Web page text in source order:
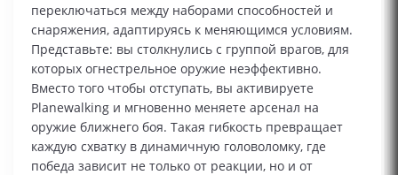
переключаться между наборами способностей и
снаряжения, адаптируясь к меняющимся условиям.
Представьте: вы столкнулись с группой врагов, для
которых огнестрельное оружие неэффективно.
Вместо того чтобы отступать, вы активируете
Planewalking и мгновенно меняете арсенал на
оружие ближнего боя. Такая гибкость превращает
каждую схватку в динамичную головоломку, где
победа зависит не только от реакции, но и от